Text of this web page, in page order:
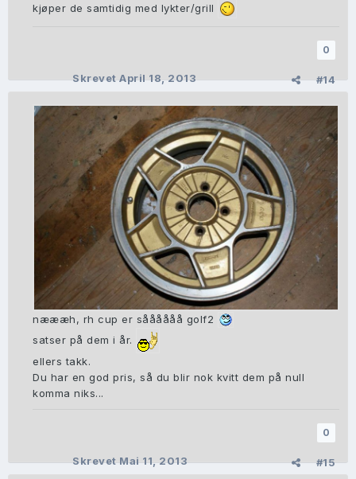
kjøper de samtidig med lykter/grill
0
#14
SkrevetApril 18, 2013
næææh, rh cup er såååååå golf2
satser på dem i år.
ellers takk.
Du har en god pris, så du blir nok kvitt dem på null
komma niks...
0
#15
SkrevetMai 11, 2013